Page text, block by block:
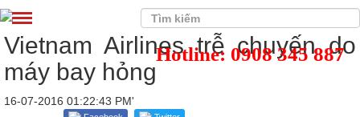
Hotline: 0908 345 887
Vietnam Airlines trễ chuyến do
máy bay hỏng
16-07-2016 01:22:43 PM'